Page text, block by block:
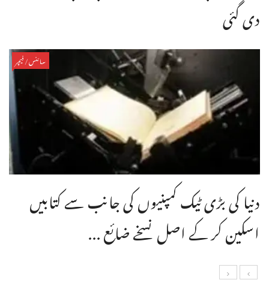
دی گئی
سائنس/فیچر
دنیا کی بڑی ٹیک کمپنیوں کی جانب سے کتابیں
اسکین کر کے اصل نسخے ضائع ...